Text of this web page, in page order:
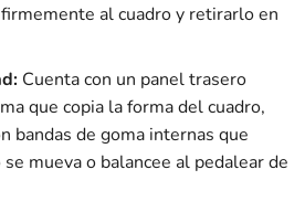
al cuadro y retirarlo en
Cuenta con un panel trasero
que copia la forma del cuadro,
bandas de goma internas que
mueva o balancee al pedalear de